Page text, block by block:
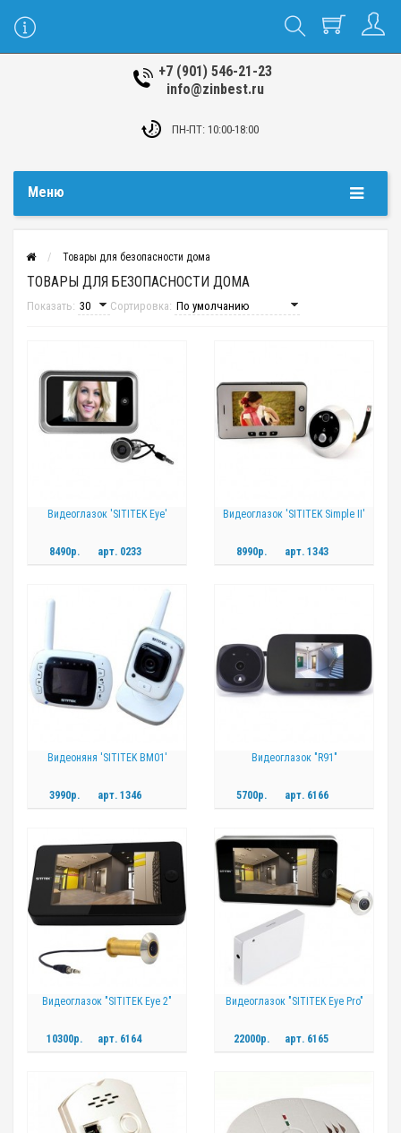
+7 (901) 546-21-23
info@zinbest.ru
ПН-ПТ: 10:00-18:00
Меню
Товары для безопасности дома
ТОВАРЫ ДЛЯ БЕЗОПАСНОСТИ ДОМА
Показать: Сортировка:
Видеоглазок 'SITITEK Eye'
8490р. арт. 0233
Видеоглазок 'SITITEK Simple II'
8990р. арт. 1343
Видеоняня 'SITITEK BM01'
3990р. арт. 1346
Видеоглазок "R91"
5700р. арт. 6166
Видеоглазок "SITITEK Eye 2"
10300р. арт. 6164
Видеоглазок "SITITEK Eye Pro"
22000р. арт. 6165